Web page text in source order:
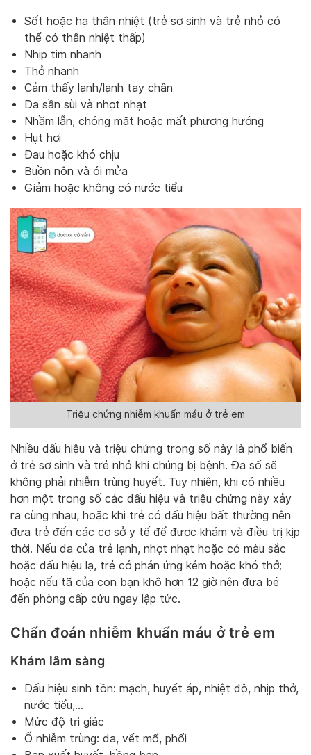
Sốt hoặc hạ thân nhiệt (trẻ sơ sinh và trẻ nhỏ có
thể có thân nhiệt thấp)
Nhịp tim nhanh
Thở nhanh
Cảm thấy lạnh/lạnh tay chân
Da sần sùi và nhợt nhạt
Nhầm lẫn, chóng mặt hoặc mất phương hướng
Hụt hơi
Đau hoặc khó chịu
Buồn nôn và ói mửa
Giảm hoặc không có nước tiểu
Triệu chứng nhiễm khuẩn máu ở trẻ em
Nhiều dấu hiệu và triệu chứng trong số này là phổ biến
ở trẻ sơ sinh và trẻ nhỏ khi chúng bị bệnh. Đa số sẽ
không phải nhiễm trùng huyết. Tuy nhiên, khi có nhiều
hơn một trong số các dấu hiệu và triệu chứng này xảy
ra cùng nhau, hoặc khi trẻ có dấu hiệu bất thường nên
đưa trẻ đến các cơ sở y tế để được khám và điều trị kịp
thời. Nếu da của trẻ lạnh, nhợt nhạt hoặc có màu sắc
hoặc dấu hiệu lạ, trẻ cớ phản ứng kém hoặc khó thở;
hoặc nếu tã của con bạn khô hơn 12 giờ nên đưa bé
đến phòng cấp cứu ngay lập tức.
Chẩn đoán nhiễm khuẩn máu ở trẻ em
Khám lâm sàng
Dấu hiệu sinh tồn: mạch, huyết áp, nhiệt độ, nhịp thở,
nước tiểu,…
Mức độ tri giác
Ổ nhiễm trùng: da, vết mổ, phổi